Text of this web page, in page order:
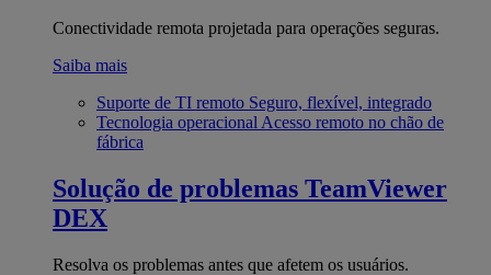
Conectividade remota projetada para operações seguras.
Saiba mais
Suporte de TI remoto Seguro, flexível, integrado
Tecnologia operacional Acesso remoto no chão de
fábrica
Solução de problemas TeamViewer
DEX
Resolva os problemas antes que afetem os usuários.